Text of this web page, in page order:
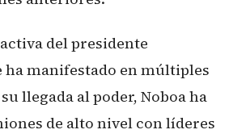
del presidente
ha manifestado en múltiples
llegada al poder, Noboa ha
de alto nivel con líderes